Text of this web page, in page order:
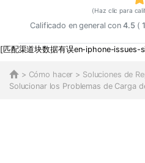
(Haz clic para
Calificado en general con 4.5 (
[匹配渠道块数据有误en-iphone-issues​-
> Cómo hacer > Soluciones de
Solucionar los Problemas de Carga